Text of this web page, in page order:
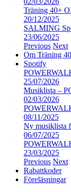
Träning 40+
20/12/2025
SALMING
23/06/2025
Previous Next
Om Träning
Spotify
25/07/2026
Musiklista –
02/03/2026
08/11/2025
Ny musiklista
06/07/2025
23/03/2025
Previous Next
Rabattkoder
Föreläsningar